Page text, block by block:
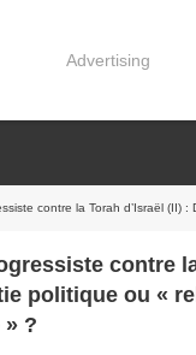
Advertising
la Torah d’Israël (II) : Démocratie
contre la
politique ou «
?